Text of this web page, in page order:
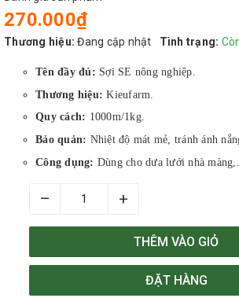
270.000₫
Thương hiệu: Đang cập nhật Tình trạng:
Tên đầy đủ: Sợi SE nông nghiệp.
Thương hiệu: Kieufarm.
Quy cách: 1000m/1kg.
Bảo quản: Nhiệt độ mát mẻ, tránh ánh
Công dụng: Dùng cho dưa lưới nhà
– +
THÊM VÀO GIỎ
ĐẶT HÀNG